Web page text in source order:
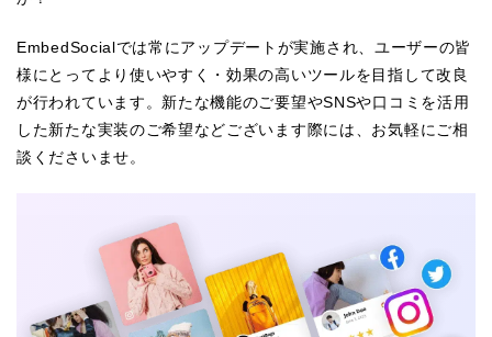
EmbedSocialでは常にアップデートが実施され、ユーザーの皆
様にとってより使いやすく・効果の高いツールを目指して改良
が行われています。新たな機能のご要望やSNSや口コミを活用
した新たな実装のご希望などございます際には、お気軽にご相
談くださいませ。